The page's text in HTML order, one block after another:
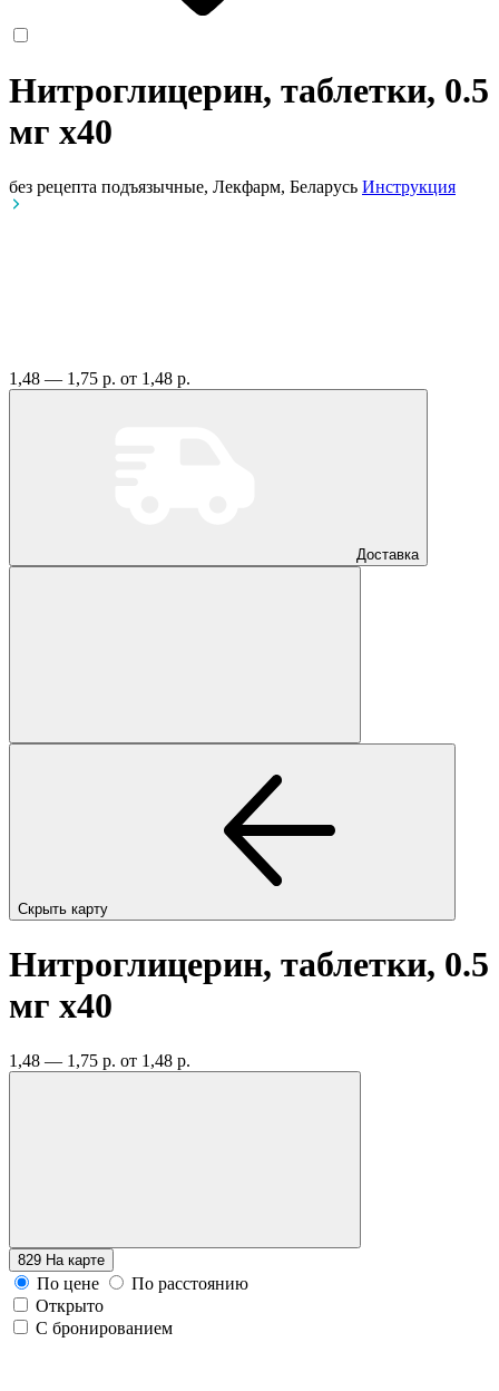
Нитроглицерин, таблетки, 0.5
мг x40
без рецепта подъязычные, Лекфарм, Беларусь Инструкция
1,48 — 1,75 р. от 1,48 р.
Доставка
Скрыть карту
Нитроглицерин, таблетки, 0.5
мг x40
1,48 — 1,75 р. от 1,48 р.
829 На карте
По цене
По расстоянию
Открыто
С бронированием